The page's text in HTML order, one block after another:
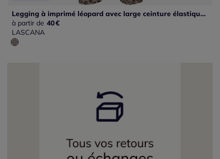
Legging à imprimé léopard avec large ceinture élastique en coton doux
à partir de 40€
LASCANA